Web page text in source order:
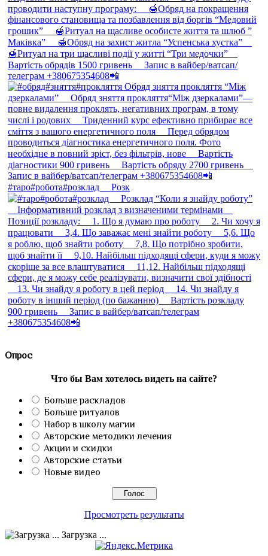
#таро#робота#розклад ⠀ Розк
Опрос
Что бы Вам хотелось видеть на сайте?
Больше раскладов
Больше ритуалов
Набор в школу магии
Авторские методики лечения
Акции и скидки
Авторские статьи
Новые видео
Просмотреть результаты
Загрузка ...